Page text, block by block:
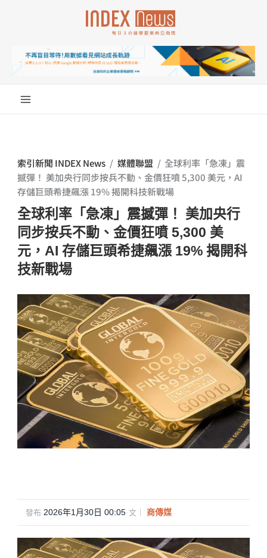
索引新聞 INDEX News / 媒體聯盟 / 全球利率「急凍」震
撼彈！ 美加央行同步按兵不動、金價狂噴 5,300 美元，AI
存儲巨頭希捷飆漲 19% 揭開科技新戰場
全球利率「急凍」震撼彈！ 美加央行
同步按兵不動、金價狂噴 5,300 美
元，AI 存儲巨頭希捷飆漲 19% 揭開科
技新戰場
發布 2026年1月30日 00:05·文｜ 商傳媒